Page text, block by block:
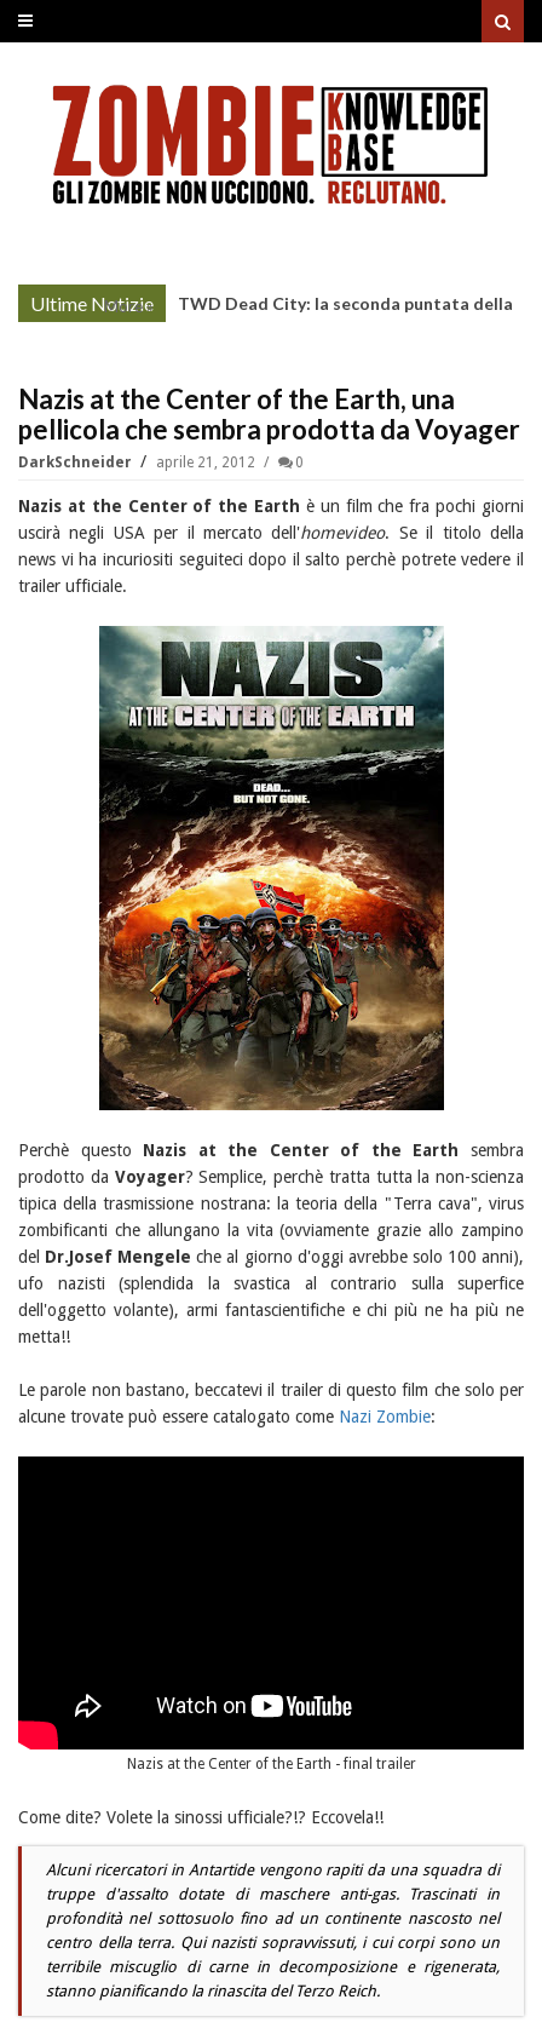
Ultime Notizie
More »
TWD Dead City: la seconda puntata della
Nazis at the Center of the Earth, una
pellicola che sembra prodotta da Voyager
DarkSchneider aprile 21, 2012 0
Nazis at the Center of the Earth è un film che fra pochi giorni
uscirà negli USA per il mercato dell'homevideo. Se il titolo della
news vi ha incuriositi seguiteci dopo il salto perchè potrete vedere il
trailer ufficiale.
Perchè questo Nazis at the Center of the Earth sembra
prodotto da Voyager? Semplice, perchè tratta tutta la non-scienza
tipica della trasmissione nostrana: la teoria della "Terra cava", virus
zombificanti che allungano la vita (ovviamente grazie allo zampino
del Dr.Josef Mengele che al giorno d'oggi avrebbe solo 100 anni),
ufo nazisti (splendida la svastica al contrario sulla superfice
dell'oggetto volante), armi fantascientifiche e chi più ne ha più ne
metta!!
Le parole non bastano, beccatevi il trailer di questo film che solo per
alcune trovate può essere catalogato come Nazi Zombie:
Nazis at the Center of the Earth - final trailer
Come dite? Volete la sinossi ufficiale?!? Eccovela!!
Alcuni ricercatori in Antartide vengono rapiti da una squadra di
truppe d'assalto dotate di maschere anti-gas. Trascinati in
profondità nel sottosuolo fino ad un continente nascosto nel
centro della terra. Qui nazisti sopravvissuti, i cui corpi sono un
terribile miscuglio di carne in decomposizione e rigenerata,
stanno pianificando la rinascita del Terzo Reich.